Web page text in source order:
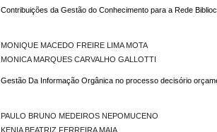
Contribuições da Gestão do Conhecimento para a Rede
MONIQUE MACEDO FREIRE LIMA MOTA
MONICA MARQUES CARVALHO GALLOTTI
Gestão Da Informação Orgânica no processo decisório
PAULO BRUNO MEDEIROS NEPOMUCENO
KENIA BEATRIZ FERREIRA MAIA